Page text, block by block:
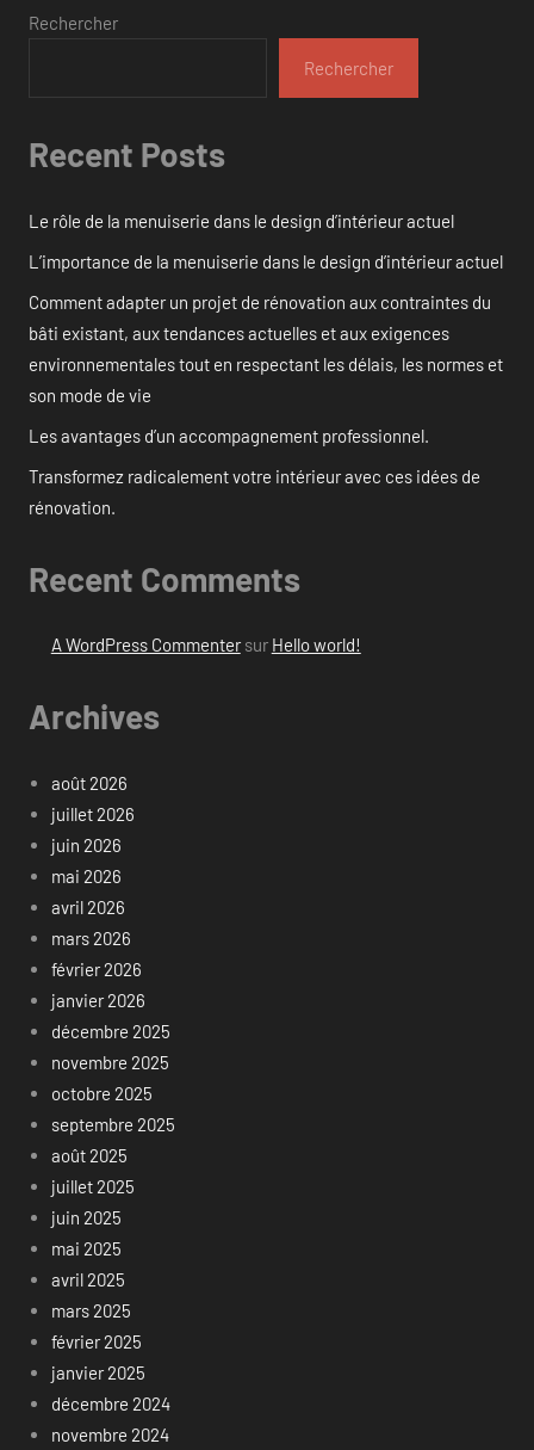
Rechercher
Rechercher
Recent Posts
Le rôle de la menuiserie dans le design d’intérieur actuel
L’importance de la menuiserie dans le design d’intérieur actuel
Comment adapter un projet de rénovation aux contraintes du
bâti existant, aux tendances actuelles et aux exigences
environnementales tout en respectant les délais, les normes et
son mode de vie
Les avantages d’un accompagnement professionnel.
Transformez radicalement votre intérieur avec ces idées de
rénovation.
Recent Comments
A WordPress Commentersur Hello world!
Archives
août 2026
juillet 2026
juin 2026
mai 2026
avril 2026
mars 2026
février 2026
janvier 2026
décembre 2025
novembre 2025
octobre 2025
septembre 2025
août 2025
juillet 2025
juin 2025
mai 2025
avril 2025
mars 2025
février 2025
janvier 2025
décembre 2024
novembre 2024